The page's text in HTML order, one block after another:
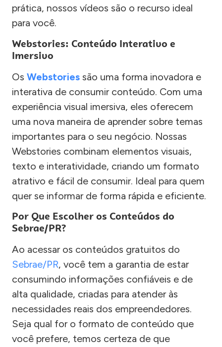
prática, nossos vídeos são o recurso ideal
para você.
Webstories: Conteúdo Interativo e
Imersivo
Os Webstories são uma forma inovadora e
interativa de consumir conteúdo. Com uma
experiência visual imersiva, eles oferecem
uma nova maneira de aprender sobre temas
importantes para o seu negócio. Nossas
Webstories combinam elementos visuais,
texto e interatividade, criando um formato
atrativo e fácil de consumir. Ideal para quem
quer se informar de forma rápida e eficiente.
Por Que Escolher os Conteúdos do
Sebrae/PR?
Ao acessar os conteúdos gratuitos do
Sebrae/PR, você tem a garantia de estar
consumindo informações confiáveis e de
alta qualidade, criadas para atender às
necessidades reais dos empreendedores.
Seja qual for o formato de conteúdo que
você prefere, temos certeza de que